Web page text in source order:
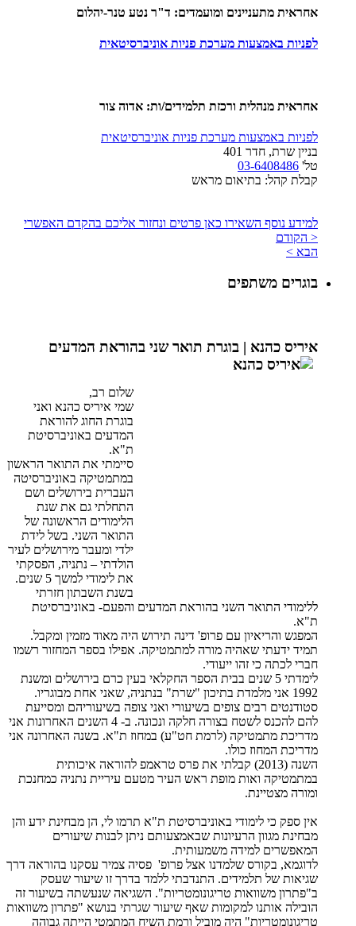
אחראית מתעניינים ומועמדים: ד"ר נטע טנר-יהלום
לפניות באמצעות מערכת פניות אוניברסיטאית
אחראית מנהלית ורכזת תלמידים/ות: אדוה צור
לפניות באמצעות מערכת פניות אוניברסיטאית
בניין שרת, חדר 401
טל' 03-6408486
קבלת קהל: בתיאום מראש
למידע נוסף השאירו כאן פרטים ונחזור אליכם בהקדם האפשרי
< הקודם
הבא >
בוגרים משתפים
איריס כהנא | בוגרת תואר שני בהוראת המדעים
שלום רב,
שמי איריס כהנא ואני
בוגרת החוג להוראת
המדעים באוניברסיטת
ת"א.
סיימתי את התואר הראשון
במתמטיקה באוניברסיטה
העברית בירושלים ושם
התחלתי גם את שנת
הלימודים הראשונה של
התואר השני. בשל לידת
ילדי ומעבר מירושלים לעיר
הולדתי – נתניה, הפסקתי
את לימודי למשך 5 שנים.
בשנת השבתון חזרתי
ללימודי התואר השני בהוראת המדעים והפעם- באוניברסיטת
ת"א.
המפגש והריאיון עם פרופ' דינה תירוש היה מאוד מזמין ומקבל.
תמיד ידעתי שאהיה מורה למתמטיקה. אפילו בספר המחזור רשמו
חברי לכתה כי זהו ייעודי.
לימדתי 5 שנים בבית הספר החקלאי בעין כרם בירושלים ומשנת
1992 אני מלמדת בתיכון "שרת" בנתניה, שאני אחת מבוגריו.
סטודנטים רבים צופים בשיעורי ואני צופה בשיעוריהם ומסייעת
להם להכנס לשטח בצורה חלקה ונכונה. ב- 4 השנים האחרונות אני
מדריכת מתמטיקה (לרמת חט"ע) במחוז ת"א. בשנה האחרונה אני
מדריכת המחוז כולו.
השנה (2013) קבלתי את פרס טראמפ להוראה איכותית
במתמטיקה ואות מופת ראש העיר מטעם עיריית נתניה כמחנכת
ומורה מצטיינת.
אין ספק כי לימודי באוניברסיטת ת"א תרמו לי, הן מבחינת ידע והן
מבחינת מגוון הרעיונות שבאמצעותם ניתן לבנות שיעורים
המאפשרים למידה משמעותית.
לדוגמא, בקורס שלמדנו אצל פרופ' פסיה צמיר עסקנו בהוראה דרך
שגיאות של תלמידים. התנדבתי ללמד בדרך זו שיעור שעסק
ב"פתרון משוואות טריגונומטריות". השגיאה שנעשתה בשיעור זה
הובילה אותנו למקומות שאף שיעור שגרתי בנושא "פתרון משוואות
טריגונומטריות" היה מוביל ורמת השיח המתמטי הייתה גבוהה